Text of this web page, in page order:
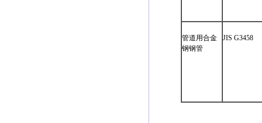
管道用合金
钢钢管
JIS G3458